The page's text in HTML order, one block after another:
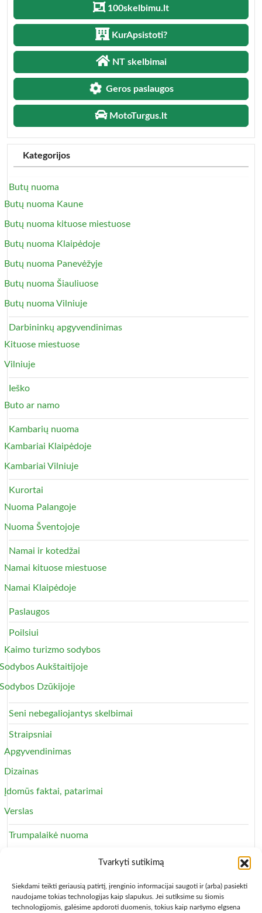
Tvarkyti sutikimą
Siekdami teikti geriausią patirtį, įrenginio informacijai saugoti ir (arba) pasiekti
naudojame tokias technologijas kaip slapukus. Jei sutiksime su šiomis
technologijomis, galėsime apdoroti duomenis, tokius kaip naršymo elgsena
100skelbimu.lt
KurApsistoti?
NT skelbimai
Geros paslaugos
MotoTurgus.lt
Kategorijos
Butų nuoma
Butų nuoma Kaune
Butų nuoma kituose miestuose
Butų nuoma Klaipėdoje
Butų nuoma Panevėžyje
Butų nuoma Šiauliuose
Butų nuoma Vilniuje
Darbininkų apgyvendinimas
Kituose miestuose
Vilniuje
Ieško
Buto ar namo
Kambarių nuoma
Kambariai Klaipėdoje
Kambariai Vilniuje
Kurortai
Nuoma Palangoje
Nuoma Šventojoje
Namai ir kotedžai
Namai kituose miestuose
Namai Klaipėdoje
Paslaugos
Poilsiui
Kaimo turizmo sodybos
Sodybos Aukštaitijoje
Sodybos Dzūkijoje
Seni nebegaliojantys skelbimai
Straipsniai
Apgyvendinimas
Dizainas
Įdomūs faktai, patarimai
Verslas
Trumpalaikė nuoma